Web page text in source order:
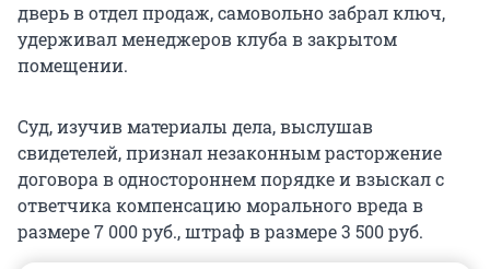
дверь в отдел продаж, самовольно забрал ключ,
удерживал менеджеров клуба в закрытом
помещении.
Суд, изучив материалы дела, выслушав
свидетелей, признал незаконным расторжение
договора в одностороннем порядке и взыскал с
ответчика компенсацию морального вреда в
размере 7 000 руб., штраф в размере 3 500 руб.